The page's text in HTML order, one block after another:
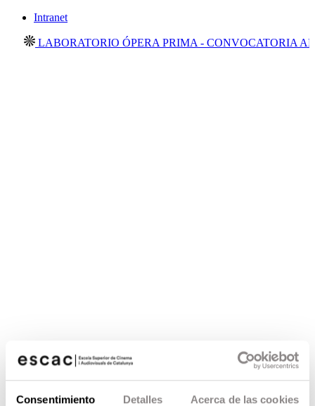
Consentimiento Detalles Acerca de las cookies
Intranet
LABORATORIO ÓPERA PRIMA - CONVOCATORIA